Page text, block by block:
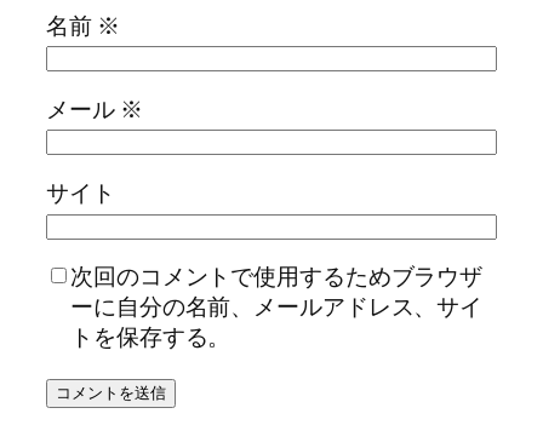
名前 ※
メール ※
サイト
次回のコメントで使用するためブラウザ
ーに自分の名前、メールアドレス、サイ
トを保存する。